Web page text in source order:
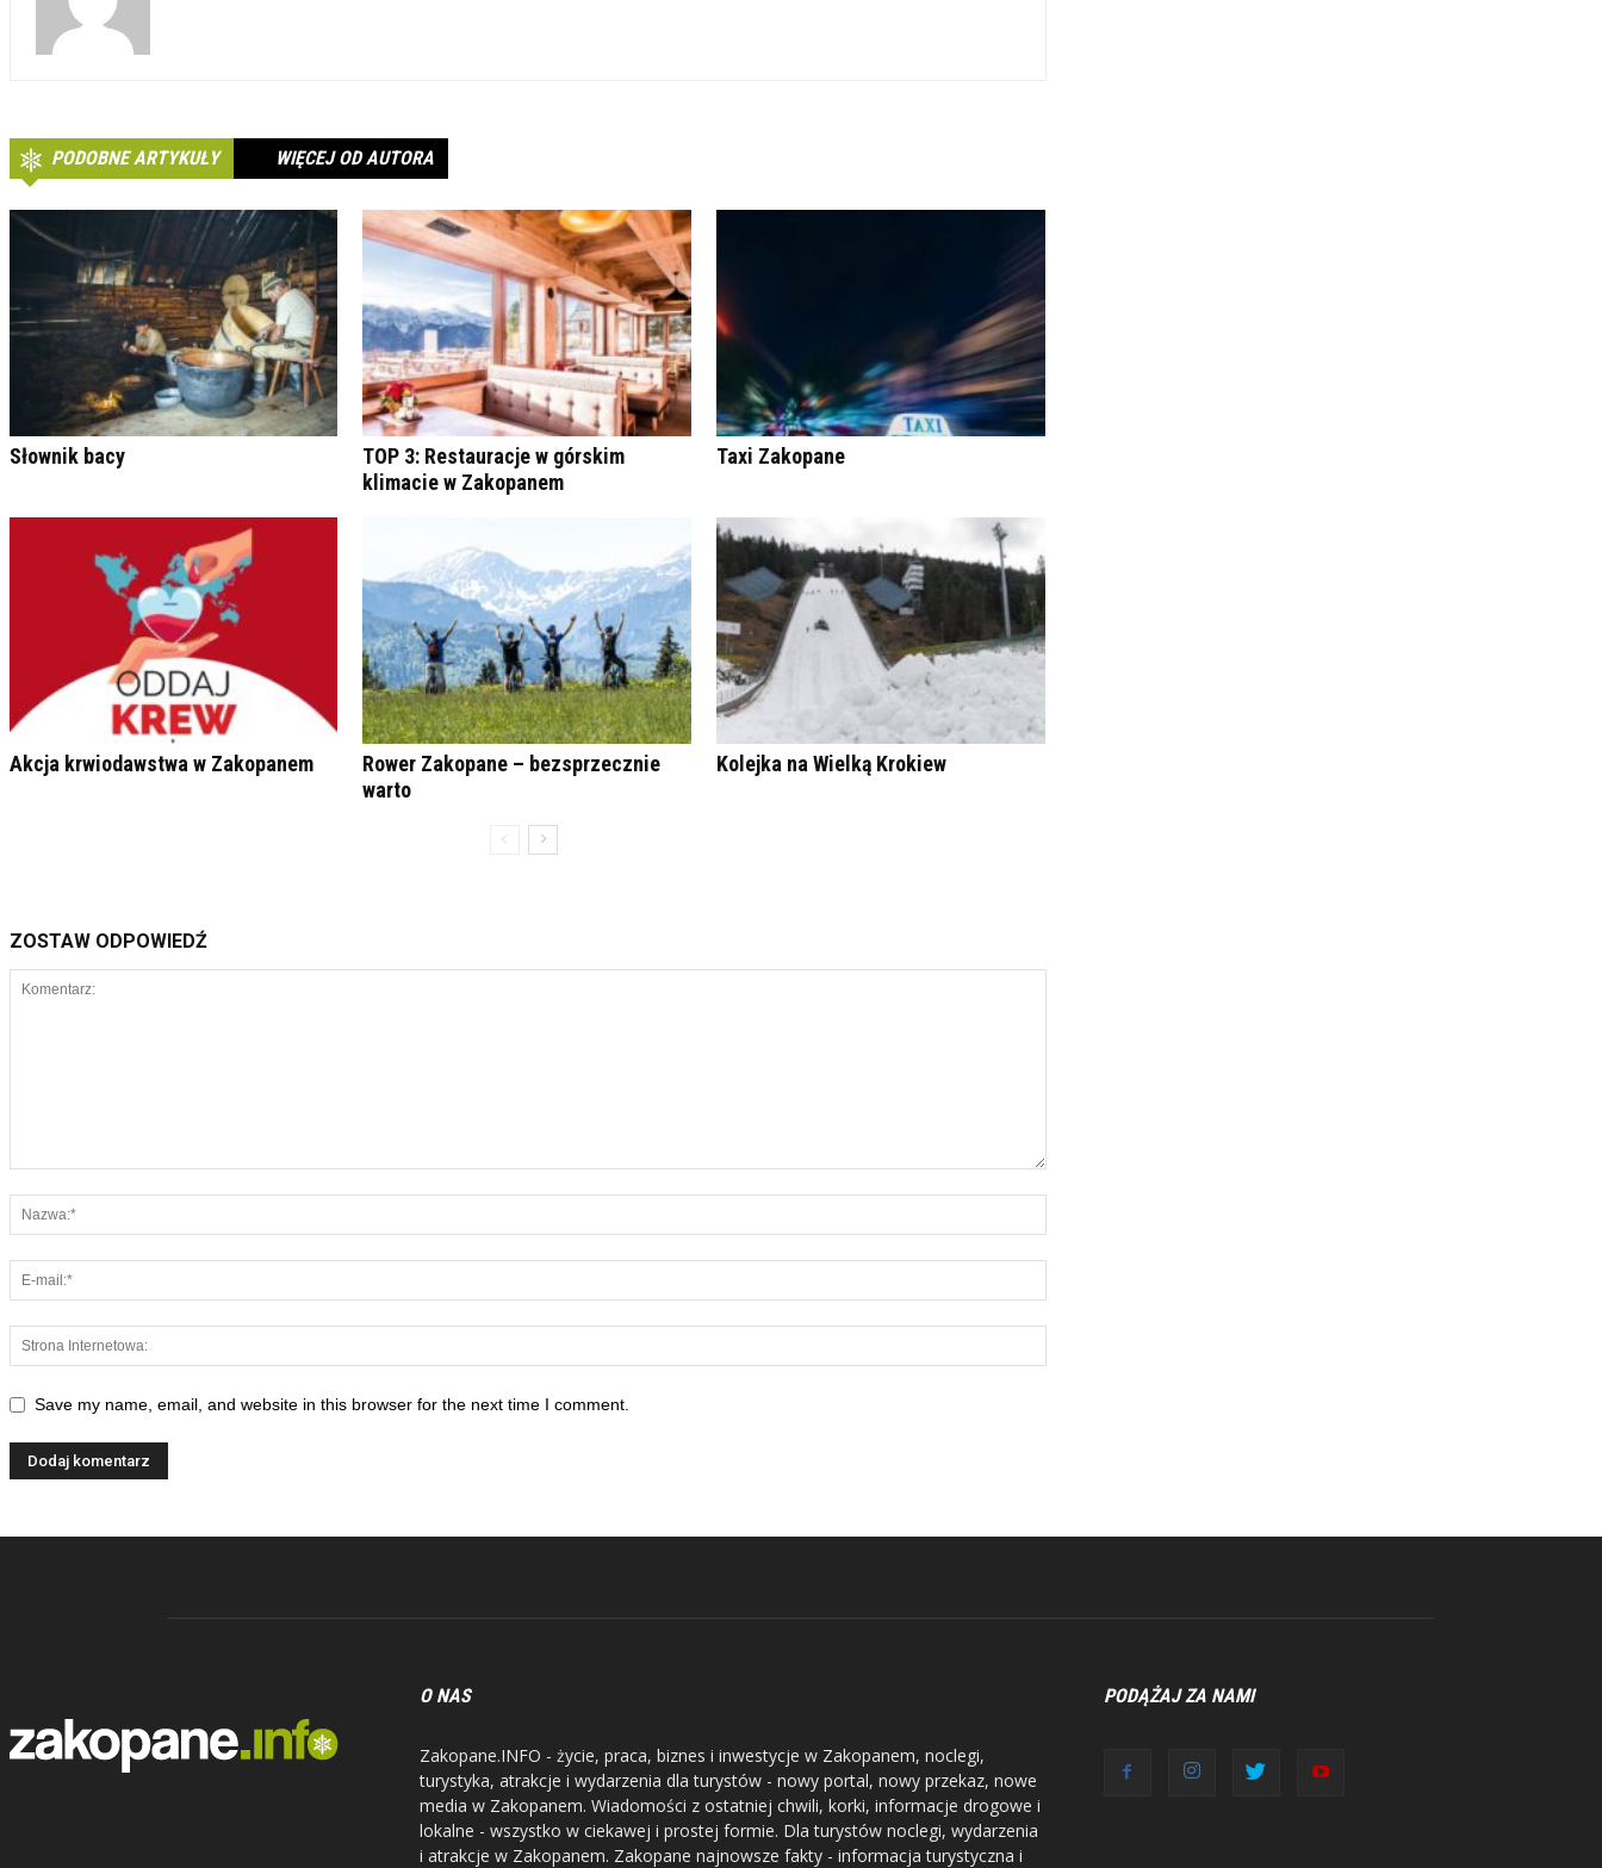
PODOBNE ARTYKUŁY WIĘCEJ OD AUTORA
Słownik bacy
TOP 3: Restauracje w górskim
klimacie w Zakopanem
Taxi Zakopane
Akcja krwiodawstwa w Zakopanem
Rower Zakopane – bezsprzecznie
warto
Kolejka na Wielką Krokiew
ZOSTAW ODPOWIEDŹ
Save my name, email, and website in this browser for the next time I comment.
O NAS
Zakopane.INFO - życie, praca, biznes i inwestycje w Zakopanem, noclegi,
turystyka, atrakcje i wydarzenia dla turystów - nowy portal, nowy przekaz, nowe
media w Zakopanem. Wiadomości z ostatniej chwili, korki, informacje drogowe i
lokalne - wszystko w ciekawej i prostej formie. Dla turystów noclegi, wydarzenia
i atrakcje w Zakopanem. Zakopane najnowsze fakty - informacja turystyczna i
PODĄŻAJ ZA NAMI